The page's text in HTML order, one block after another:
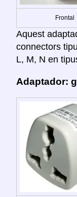
Frontal
Aquest
connectors
L, M, N en
Adaptador: